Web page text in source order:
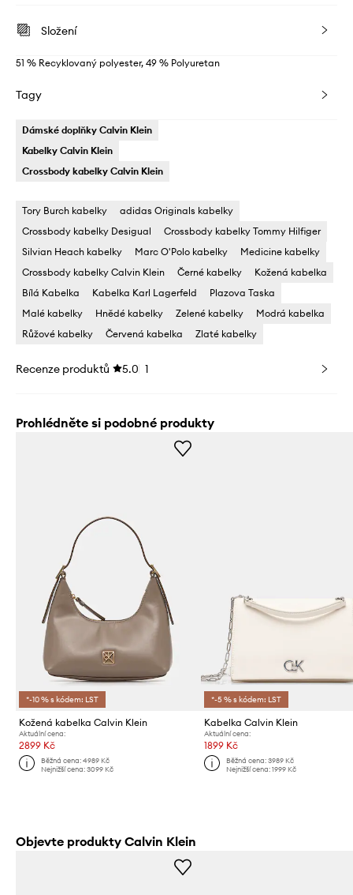
Složení
51 % Recyklovaný polyester, 49 % Polyuretan
Tagy
Dámské doplňky Calvin Klein
Kabelky Calvin Klein
Crossbody kabelky Calvin Klein
Tory Burch kabelky
adidas Originals kabelky
Crossbody kabelky Desigual
Crossbody kabelky Tommy Hilfiger
Silvian Heach kabelky
Marc O'Polo kabelky
Medicine kabelky
Crossbody kabelky Calvin Klein
Černé kabelky
Kožená kabelka
Bílá Kabelka
Kabelka Karl Lagerfeld
Plazova Taska
Malé kabelky
Hnědé kabelky Zelené kabelky
Modrá kabelka
Růžové kabelky
Červená kabelka Zlaté kabelky
Recenze produktů 5.0 1
Prohlédněte si podobné produkty
*-10 % s kódem: LST
Kožená kabelka Calvin Klein
Aktuální cena:
2899 Kč
Běžná cena:4989 Kč
Nejnižší cena:3099 Kč
*-5 % s kódem: LST
Kabelka Calvin Klein
Aktuální cena:
1899 Kč
Běžná cena: 3989 Kč
Nejnižší cena: 1999 Kč
Objevte produkty Calvin Klein